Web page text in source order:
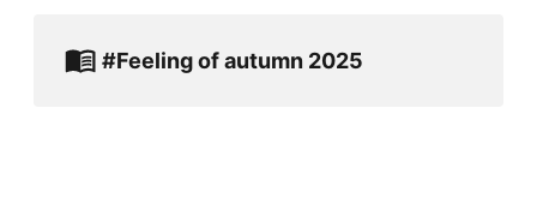
#Feeling of autumn 2025